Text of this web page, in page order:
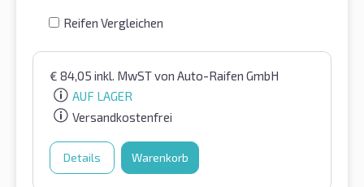
Reifen Vergleichen
€ 84,05 inkl. MwSTvon Auto-Raifen GmbH
AUF LAGER
Versandkostenfrei
Details Warenkorb